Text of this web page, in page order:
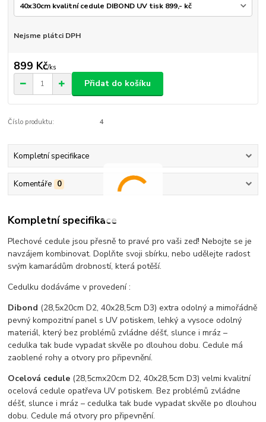
Nejsme plátci DPH
899 Kč/ks
Přidat do košíku
Číslo produktu: 4
Kompletní specifikace
Komentáře 0
Kompletní specifikace
Plechové cedule jsou přesně to pravé pro vaši zeď! Nebojte se je
navzájem kombinovat. Doplňte svoji sbírku, nebo udělejte radost
svým kamarádům drobností, která potěší.
Cedulku dodáváme v provedení :
Dibond (28,5x20cm D2, 40x28,5cm D3) extra odolný a mimořádně
pevný kompozitní panel s UV potiskem, lehký a vysoce odolný
materiál, který bez problémů zvládne déšť, slunce i mráz –
cedulka tak bude vypadat skvěle po dlouhou dobu. Cedule má
zaoblené rohy a otvory pro připevnění.
Ocelová cedule (28,5cmx20cm D2, 40x28,5cm D3) velmi kvalitní
ocelová cedule opatřeva UV potiskem. Bez problémů zvládne
déšť, slunce i mráz – cedulka tak bude vypadat skvěle po dlouhou
dobu. Cedule má otvory pro připevnění.